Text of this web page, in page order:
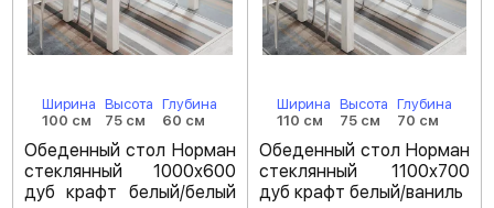
Ширина
100 см
Высота
75 см
Глубина
60 см
Обеденный стол Норман
стеклянный 1000х600
дуб крафт белый/белый
Ширина
110 см
Высота
75 см
Глубина
70 см
Обеденный стол Норман
стеклянный 1100х700
дуб крафт белый/ваниль